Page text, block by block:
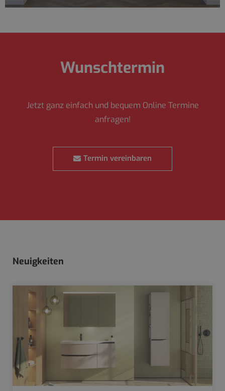
Wunschtermin
Jetzt ganz einfach und bequem Online Termine
anfragen!
Termin vereinbaren
Neuigkeiten